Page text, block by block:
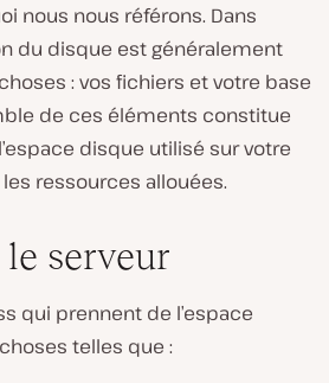
nous nous référons. Dans
du disque est généralement
: vos fichiers et votre base
de ces éléments constitue
disque utilisé sur votre
ressources allouées.
serveur
qui prennent de l’espace
telles que :